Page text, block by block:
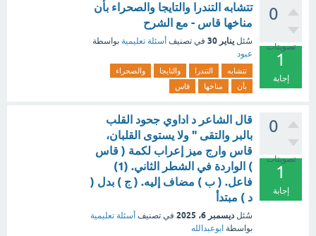
0
تصويتات
1
إجابة
تتشابه التندرا والتايجا والصحراء بأن
مناخها قاس - مع الشرح
سُئل يناير 30 في تصنيف أسئلة تعليمية بواسطة
عبود
تتشابه التندرا والتايجا
والصحراء
بأن
مناخها قاس
0
تصويتات
1
إجابة
قال الشاعر د اداوي جحود القلب
بالبر والتقى " ولا يستوى القلبان،
قاس وارج ميز إعراب لكمة ( قاس
) الواردة في الشطر الثاني. (1)
فاعل. ( ب ) مضاف إليه. ( ج ) بدل (
د ) مبتدأ
سُئل ديسمبر 6، 2025 في تصنيف أسئلة تعليمية
بواسطة ابوعبدالله